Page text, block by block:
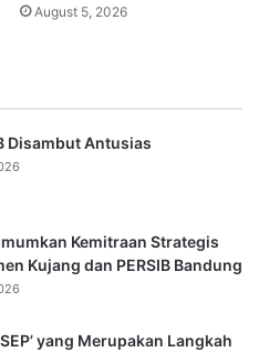
August 5, 2026
Disambut Antusias
Kemitraan Strategis
Kujang dan PERSIB Bandung
yang Merupakan Langkah